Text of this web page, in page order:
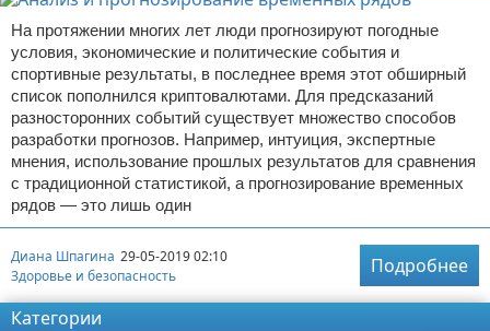
На протяжении многих лет люди прогнозируют погодные
условия, экономические и политические события и
спортивные результаты, в последнее время этот обширный
список пополнился криптовалютами. Для предсказаний
разносторонних событий существует множество способов
разработки прогнозов. Например, интуиция, экспертные
мнения, использование прошлых результатов для сравнения
с традиционной статистикой, а прогнозирование временных
рядов — это лишь один
Диана Шпагина 29-05-2019 02:10
Здоровье и безопасность
Подробнее
Категории